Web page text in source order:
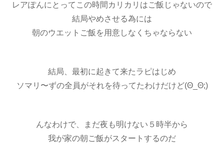
レアぽんにとってこの時間カリカリはご飯じゃないので
結局やめさせる為には
朝のウエットご飯を用意しなくちゃならない
結局、最初に起きて来たラピはじめ
ソマリ〜ずの全員がそれを待ってたわけだけど(Θ_Θ;)
んなわけで、まだ夜も明けない５時半から
我が家の朝ご飯がスタートするのだ